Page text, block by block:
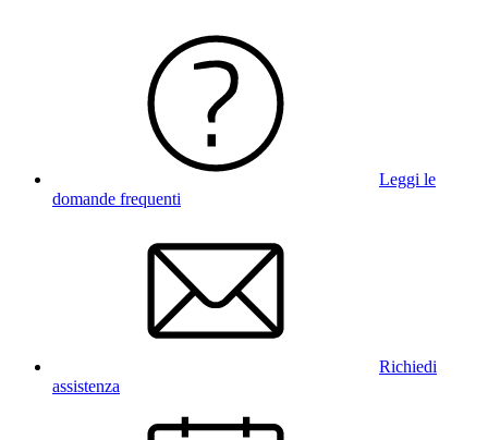
Leggi le
domande frequenti
Richiedi
assistenza